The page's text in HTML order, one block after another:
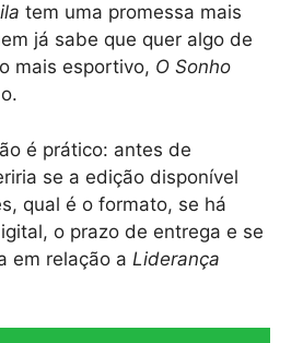
tem uma promessa mais
já sabe que quer algo de
mais esportivo, O Sonho
é prático: antes de
se a edição disponível
qual é o formato, se há
o prazo de entrega e se
em relação a Liderança